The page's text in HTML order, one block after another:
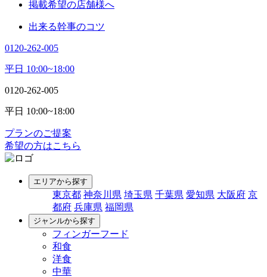
掲載希望の店舗様へ
出来る幹事のコツ
0120-262-005
平日 10:00~18:00
0120-262-005
平日 10:00~18:00
プランのご提案
希望の方はこちら
エリアから探す
東京都 神奈川県 埼玉県 千葉県 愛知県 大阪府 京
都府 兵庫県 福岡県
ジャンルから探す
フィンガーフード
和食
洋食
中華